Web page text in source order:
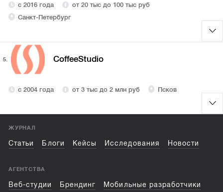
с 2016 года
от 20 тыс до 100 тыс руб
Санкт-Петербург
5. CoffeeStudio
с 2004 года от 3 тыс до 2 млн руб Псков
ЖУРНАЛ
Статьи Блоги Кейсы Исследования Новости
АГЕНТСТВА
Веб-студии Брендинг
Мобильные разработчики